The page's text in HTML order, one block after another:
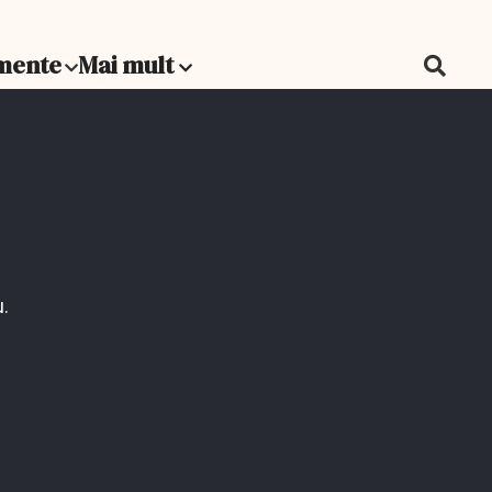
Mai mult